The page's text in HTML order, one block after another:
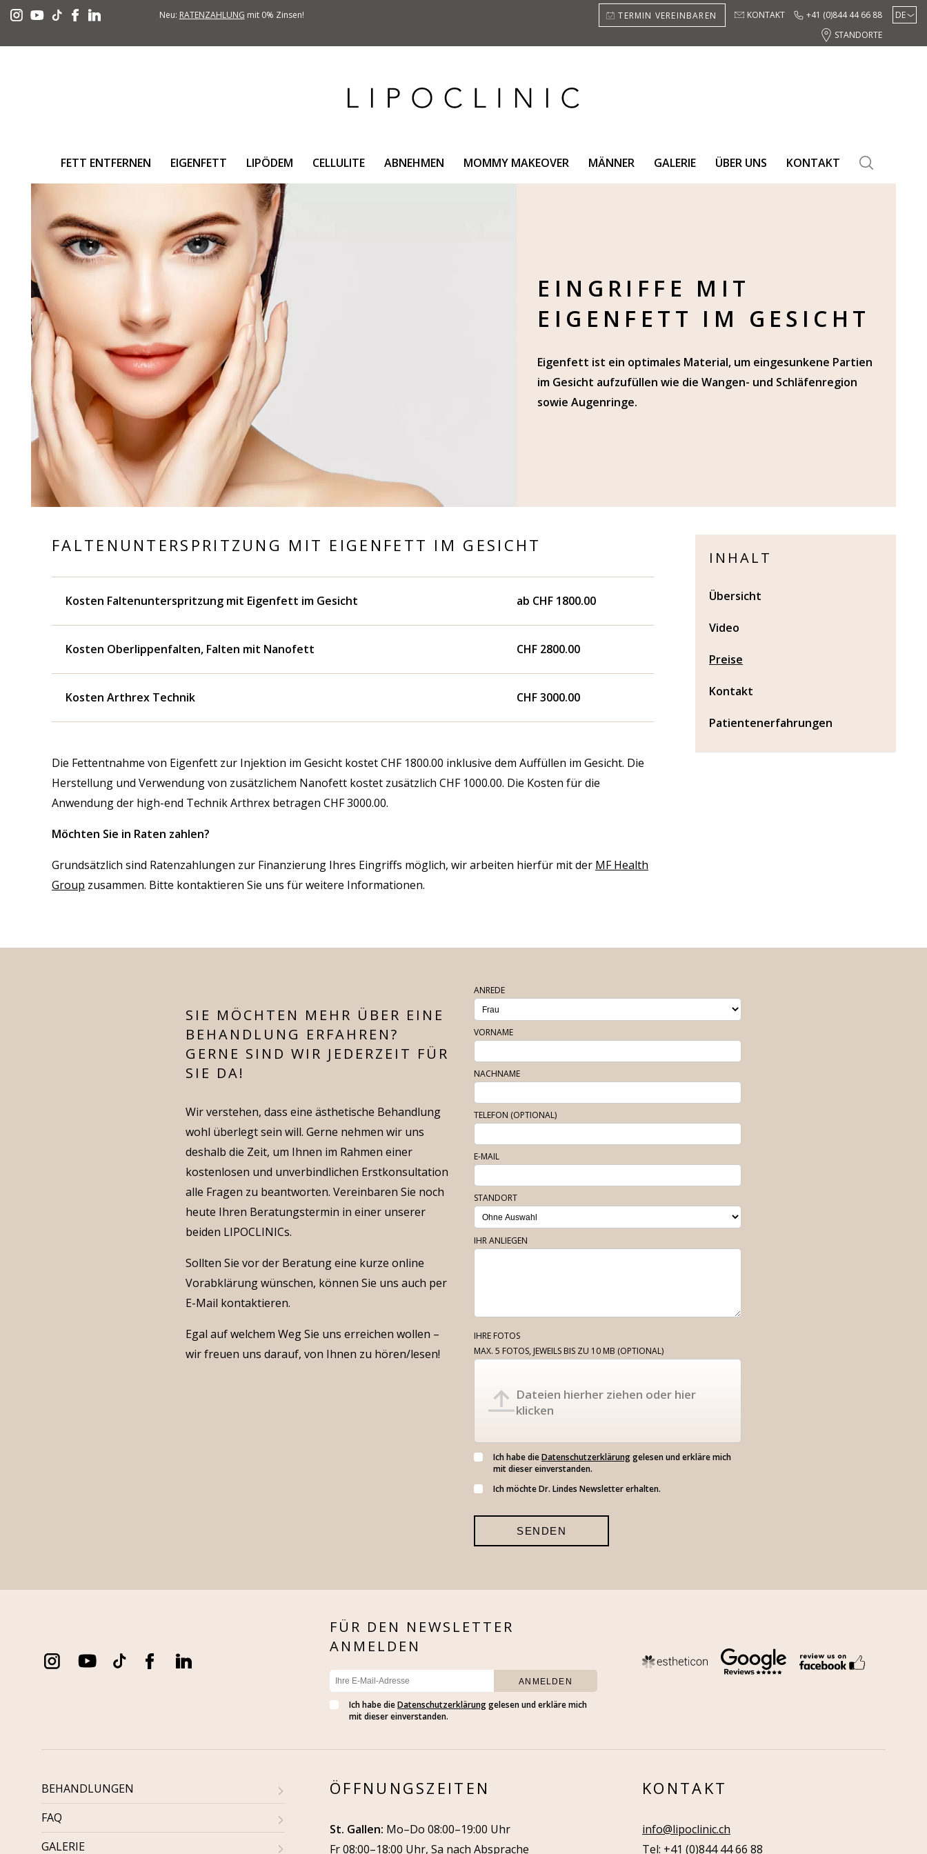
Neu: RATENZAHLUNG mit 0% Zinsen! TERMIN VEREINBAREN KONTAKT
+41 (0)844 44 66 88
STANDORTE
DE
ES
FETT ENTFERNEN EIGENFETT LIPÖDEM CELLULITE ABNEHMEN MOMMY MAKEOVER MÄNNER GALERIE ÜBER UNS KONTAKT
EINGRIFFE MIT
EIGENFETT IM GESICHT
Eigenfett ist ein optimales Material, um eingesunkene Partien
im Gesicht aufzufüllen wie die Wangen- und Schläfenregion
sowie Augenringe.
INHALT
Übersicht
Video
Preise
Kontakt
Patientenerfahrungen
FALTENUNTERSPRITZUNG MIT EIGENFETT IM GESICHT
Kosten Faltenunterspritzung mit Eigenfett im Gesicht ab CHF 1800.00
Kosten Oberlippenfalten, Falten mit Nanofett CHF 2800.00
Kosten Arthrex Technik CHF 3000.00
Die Fettentnahme von Eigenfett zur Injektion im Gesicht kostet CHF 1800.00 inklusive dem Auffüllen im Gesicht. Die
Herstellung und Verwendung von zusätzlichem Nanofett kostet zusätzlich CHF 1000.00. Die Kosten für die
Anwendung der high-end Technik Arthrex betragen CHF 3000.00.
Möchten Sie in Raten zahlen?
Grundsätzlich sind Ratenzahlungen zur Finanzierung Ihres Eingriffs möglich, wir arbeiten hierfür mit der MF Health
Group zusammen. Bitte kontaktieren Sie uns für weitere Informationen.
SIE MÖCHTEN MEHR ÜBER EINE
BEHANDLUNG ERFAHREN?
GERNE SIND WIR JEDERZEIT FÜR
SIE DA!
Wir verstehen, dass eine ästhetische Behandlung
wohl überlegt sein will. Gerne nehmen wir uns
deshalb die Zeit, um Ihnen im Rahmen einer
kostenlosen und unverbindlichen Erstkonsultation
alle Fragen zu beantworten. Vereinbaren Sie noch
heute Ihren Beratungstermin in einer unserer
beiden LIPOCLINICs.
Sollten Sie vor der Beratung eine kurze online
Vorabklärung wünschen, können Sie uns auch per
E-Mail kontaktieren.
Egal auf welchem Weg Sie uns erreichen wollen –
wir freuen uns darauf, von Ihnen zu hören/lesen!
ANREDE
VORNAME
NACHNAME
TELEFON (OPTIONAL)
E-MAIL
STANDORT
IHR ANLIEGEN
IHRE FOTOS
MAX. 5 FOTOS, JEWEILS BIS ZU 10 MB (OPTIONAL)
Dateien hierher ziehen oder hier
klicken
Ich habe dieDatenschutzerklärunggelesen und erkläre mich
mit dieser einverstanden.
Ich möchte Dr. Lindes Newsletter erhalten.
FÜR DEN NEWSLETTER
ANMELDEN
Ich habe dieDatenschutzerklärunggelesen und erkläre mich
mit dieser einverstanden.
BEHANDLUNGEN
FAQ
GALERIE
ÖFFNUNGSZEITEN
St. Gallen: Mo–Do 08:00–19:00 Uhr
Fr 08:00–18:00 Uhr, Sa nach Absprache
KONTAKT
info@lipoclinic.ch
Tel: +41 (0)844 44 66 88